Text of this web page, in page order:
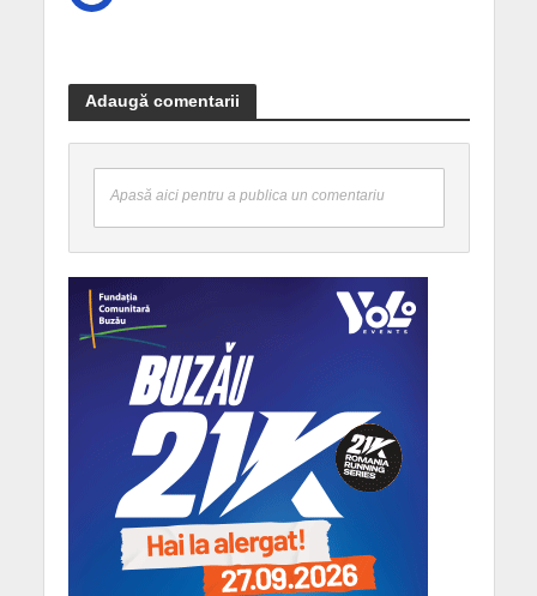
Adaugă comentarii
Apasă aici pentru a publica un comentariu